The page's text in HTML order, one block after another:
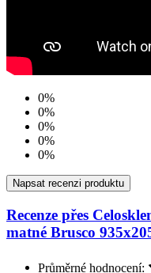
0%
0%
0%
0%
0%
Napsat recenzi produktu
Recenze přes
matné Brusco
Průměrné hodnocení: